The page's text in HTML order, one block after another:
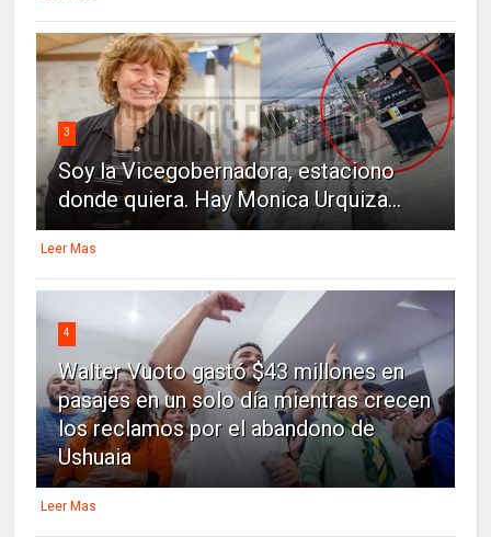
3
Soy la Vicegobernadora, estaciono
donde quiera. Hay Monica Urquiza...
Leer Mas
4
Walter Vuoto gastó $43 millones en
pasajes en un solo día mientras crecen
los reclamos por el abandono de
Ushuaia
Leer Mas